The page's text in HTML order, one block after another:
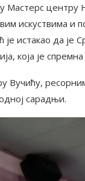
центру
искуствима и
истакао да је
која је
Вучићу,
сарадњи.